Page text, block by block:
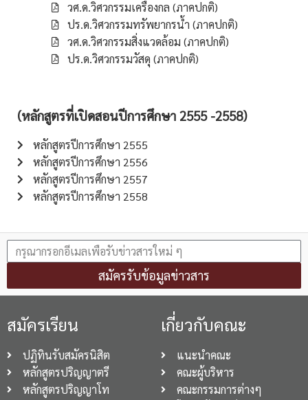
วศ.ด.วิศวกรรมเครื่องกล (ภาคปกติ)
ปร.ด.วิศวกรรมทรัพยากรน้ำ (ภาคปกติ)
วศ.ด.วิศวกรรมสิ่งแวดล้อม (ภาคปกติ)
ปร.ด.วิศวกรรมวัสดุ (ภาคปกติ)
(หลักสูตรที่เปิดสอนปีการศึกษา 2555 -2558)
หลักสูตรปีการศึกษา 2555
หลักสูตรปีการศึกษา 2556
หลักสูตรปีการศึกษา 2557
หลักสูตรปีการศึกษา 2558
สมัครรับข้อมูลข่าวสาร
สมัครเรียน
ปฏิทินรับสมัครนิสิต
หลักสูตรปริญญาตรี
หลักสูตรปริญญาโท
เกี่ยวกับคณะ
แนะนำคณะ
คณะผู้บริหาร
คณะกรรมการต่างๆ